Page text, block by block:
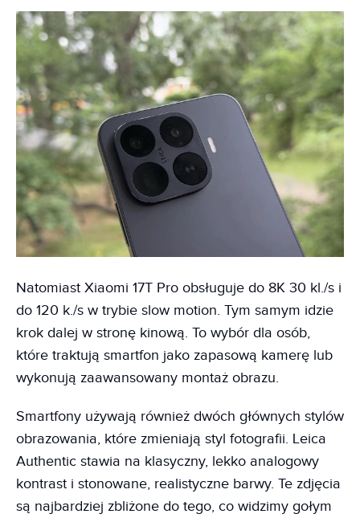
Natomiast Xiaomi 17T Pro obsługuje do 8K 30 kl./s i
do 120 k./s w trybie slow motion. Tym samym idzie
krok dalej w stronę kinową. To wybór dla osób,
które traktują smartfon jako zapasową kamerę lub
wykonują zaawansowany montaż obrazu.
Smartfony używają również dwóch głównych stylów
obrazowania, które zmieniają styl fotografii. Leica
Authentic stawia na klasyczny, lekko analogowy
kontrast i stonowane, realistyczne barwy. Te zdjęcia
są najbardziej zbliżone do tego, co widzimy gołym